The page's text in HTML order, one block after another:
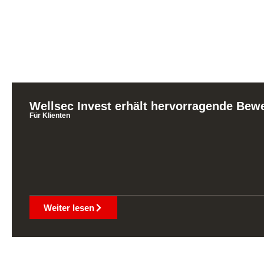
Wellsec Invest erhält hervorragende
Für Klienten
Weiter lesen